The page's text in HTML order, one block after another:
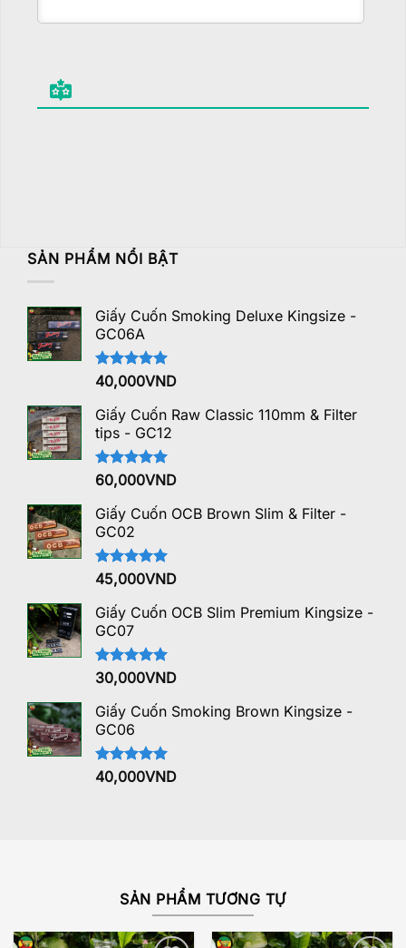
SẢN PHẨM NỔI BẬT
Giấy Cuốn Smoking Deluxe Kingsize -
GC06A
Được xếp
hạng
5 sao
40,000VND
Giấy Cuốn Raw Classic 110mm & Filter
tips - GC12
Được xếp
hạng
5 sao
60,000VND
Giấy Cuốn OCB Brown Slim & Filter -
GC02
Được xếp
hạng
5 sao
45,000VND
Giấy Cuốn OCB Slim Premium Kingsize -
GC07
Được xếp
hạng
5 sao
30,000VND
Giấy Cuốn Smoking Brown Kingsize -
GC06
Được xếp
hạng
40,000VND
SẢN PHẨM TƯƠNG TỰ